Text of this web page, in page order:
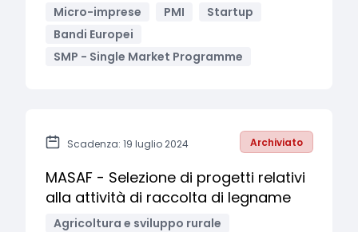
Micro-imprese
PMI
Startup
Bandi Europei
SMP - Single Market Programme
Scadenza: 19 luglio 2024 Archiviato
MASAF - Selezione di progetti relativi
alla attività di raccolta di legname
Agricoltura e sviluppo rurale